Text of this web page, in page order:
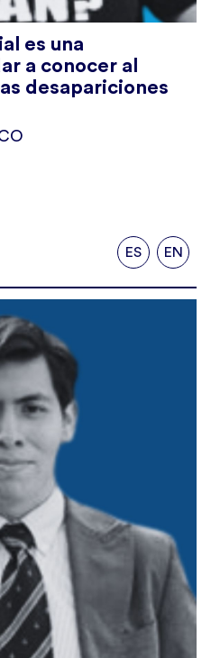
es una
a conocer al
desapariciones
ES EN